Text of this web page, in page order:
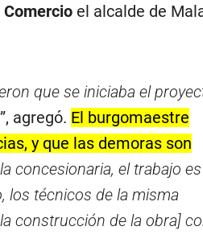
Comercioel alcalde de
que se iniciaba el
”, agregó. El burgomaestre
y que las demoras son
concesionaria, el trabajo es
los técnicos de la misma
construcción de la obra]